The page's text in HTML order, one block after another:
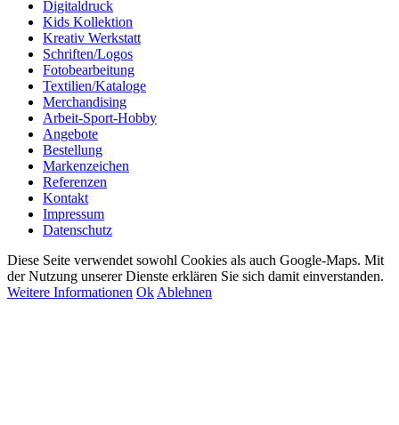
Digitaldruck
Kids Kollektion
Kreativ Werkstatt
Schriften/Logos
Fotobearbeitung
Textilien/Kataloge
Merchandising
Arbeit-Sport-Hobby
Angebote
Bestellung
Markenzeichen
Referenzen
Kontakt
Impressum
Datenschutz
Diese Seite verwendet sowohl Cookies als auch Google-Maps. Mit
der Nutzung unserer Dienste erklären Sie sich damit einverstanden.
Weitere Informationen Ok Ablehnen